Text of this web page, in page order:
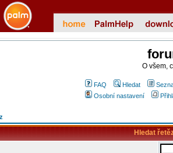
O všem,
FAQ Hledat
Osobní nastavení
Hledat